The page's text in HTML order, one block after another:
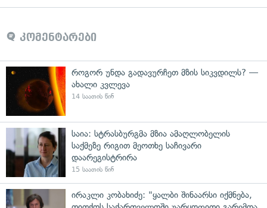
კომენტარები
როგორ უნდა გადავურჩეთ მზის სიკვდილს? —
ახალი კვლევა
14 საათის წინ
საია: სტრასბურგმა მზია ამაღლობელის
საქმეზე რიგით მეოთხე საჩივარი
დაარეგისტრირა
15 საათის წინ
ირაკლი კობახიძე: "ყალბი შინაარსი იქმნება,